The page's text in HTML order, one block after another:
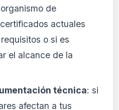
de
actuales
o si es
el alcance de la
técnica: si
afectan a tus